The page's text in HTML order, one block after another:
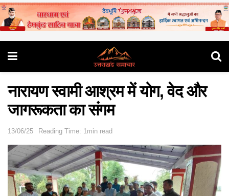
नारायण स्वामी आश्रम में योग, वेद और
जागरूकता का संगम
13/06/25 Reading Time: 1min read